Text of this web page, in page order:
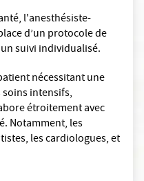
l'anesthésiste-
d’un protocole de
suivi individualisé.
nécessitant une
intensifs,
étroitement avec
Notamment, les
les cardiologues, et